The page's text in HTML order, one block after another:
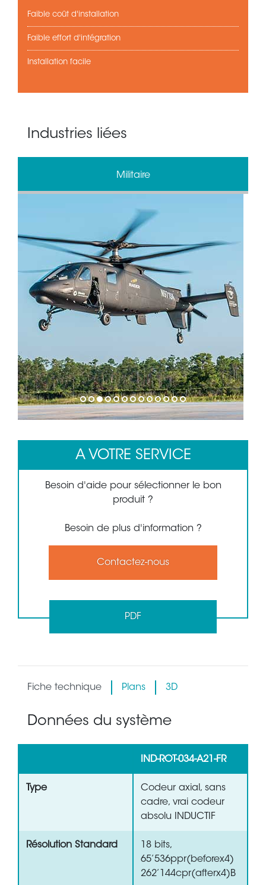
Faible coût d'installation
Faible effort d'intégration
Installation facile
Industries liées
Militaire
1 2 3 4 5 6 7 8 9 10111213
A VOTRE SERVICE
Besoin d'aide pour sélectionner le bon
produit ?
Besoin de plus d'information ?
Contactez-nous
PDF
Fiche technique Plans 3D
Données du système
IND-ROT-034-A21-FR
Type
Codeur axial, sans
cadre, vrai codeur
absolu INDUCTIF
Résolution Standard
18 bits,
65’536ppr(beforex4)
262’144cpr(afterx4)B